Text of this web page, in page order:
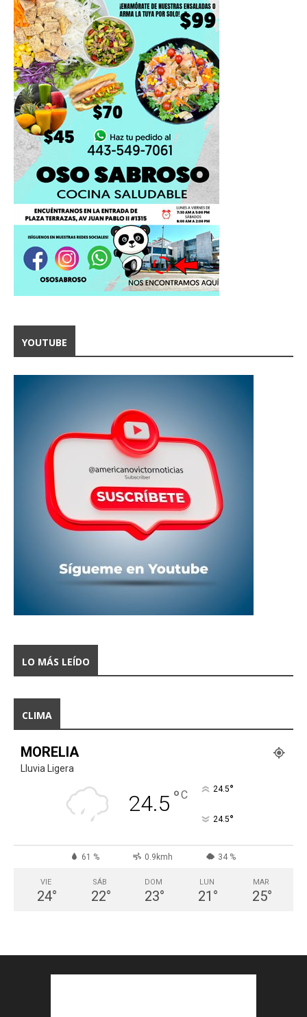
YOUTUBE
LO MÁS LEÍDO
CLIMA
MORELIA
Lluvia Ligera
24.5 °C 24.5°
24.5°
61 % 0.9kmh 34 %
VIE
24°
SÁB
22°
DOM
23°
LUN
21 °
MAR
25°